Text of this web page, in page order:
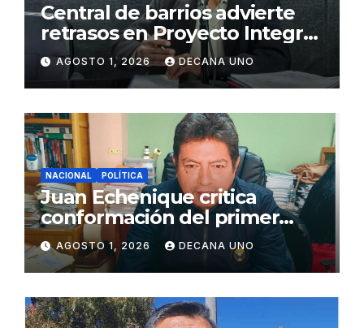
Central de barrios advierte
retrasos en Proyecto Integral
de Agua y Alcantarillado para
Juliaca
AGOSTO 1, 2026 DECANA UNO
NACIONAL POLÍTICA
Juan Echenique critica
conformación del primer
gabinete ministerial de Keiko
Fujimori
AGOSTO 1, 2026 DECANA UNO